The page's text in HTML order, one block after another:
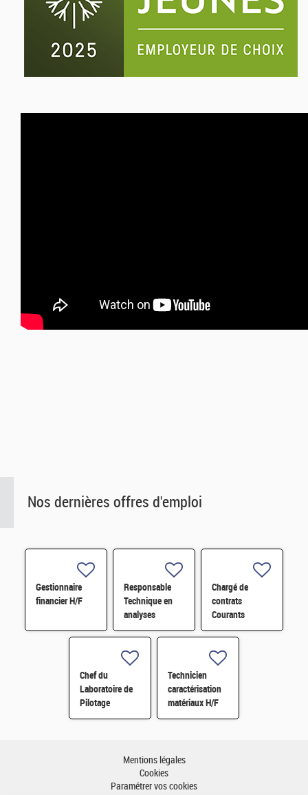
Nos dernières offres d'emploi
Gestionnaire
financier H/F
Responsable
Technique en
analyses
radiologiques
Chargé de
contrats
Courants
Faibles (CFA)
Chef du
Laboratoire de
Pilotage
Intelligent des
Technicien
caractérisation
matériaux H/F
Mentions légales
Cookies
Paramétrer vos cookies